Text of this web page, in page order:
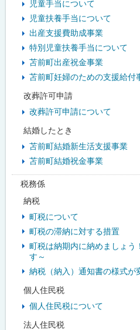
児童手当について
児童扶養手当について
出産支援費助成事業
特別児童扶養手当について
苫前町出産祝金事業
苫前町妊婦のための支援給付
改葬許可申請
改葬許可申請について
結婚したとき
苫前町結婚新生活支援事業
苫前町結婚祝金事業
税務係
納税
町税について
町税の滞納に対する措置
町税は納期内に納めましょう
す～
納税（納入）通知書の様式が
個人住民税
個人住民税について
法人住民税